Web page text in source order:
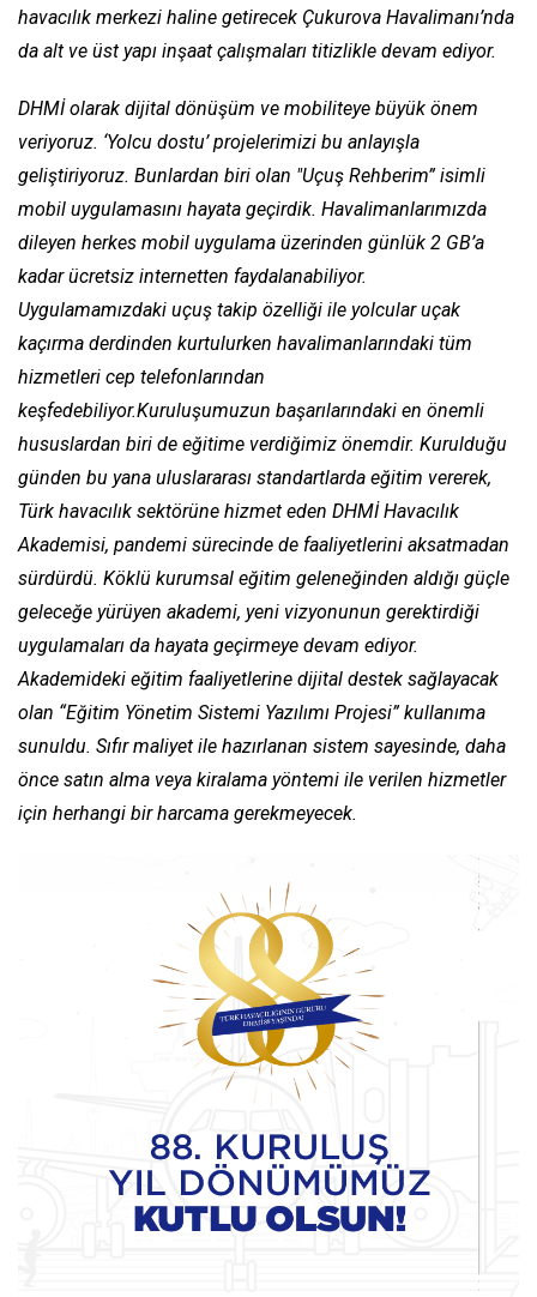
havacılık merkezi haline getirecek Çukurova Havalimanı’nda
da alt ve üst yapı inşaat çalışmaları titizlikle devam ediyor.
DHMİ olarak dijital dönüşüm ve mobiliteye büyük önem
veriyoruz. ‘Yolcu dostu’ projelerimizi bu anlayışla
geliştiriyoruz. Bunlardan biri olan "Uçuş Rehberim” isimli
mobil uygulamasını hayata geçirdik. Havalimanlarımızda
dileyen herkes mobil uygulama üzerinden günlük 2 GB’a
kadar ücretsiz internetten faydalanabiliyor.
Uygulamamızdaki uçuş takip özelliği ile yolcular uçak
kaçırma derdinden kurtulurken havalimanlarındaki tüm
hizmetleri cep telefonlarından
keşfedebiliyor.Kuruluşumuzun başarılarındaki en önemli
hususlardan biri de eğitime verdiğimiz önemdir. Kurulduğu
günden bu yana uluslararası standartlarda eğitim vererek,
Türk havacılık sektörüne hizmet eden DHMİ Havacılık
Akademisi, pandemi sürecinde de faaliyetlerini aksatmadan
sürdürdü. Köklü kurumsal eğitim geleneğinden aldığı güçle
geleceğe yürüyen akademi, yeni vizyonunun gerektirdiği
uygulamaları da hayata geçirmeye devam ediyor.
Akademideki eğitim faaliyetlerine dijital destek sağlayacak
olan “Eğitim Yönetim Sistemi Yazılımı Projesi” kullanıma
sunuldu. Sıfır maliyet ile hazırlanan sistem sayesinde, daha
önce satın alma veya kiralama yöntemi ile verilen hizmetler
için herhangi bir harcama gerekmeyecek.